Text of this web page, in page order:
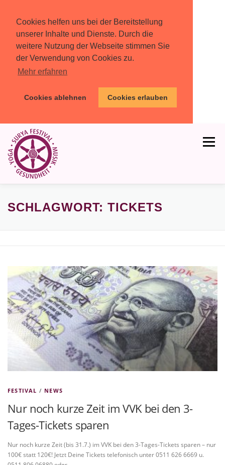
Cookies helfen uns bei der Bereitstellung
unserer Inhalte und Dienste. Durch die
weitere Nutzung der Webseite stimmen Sie
der Verwendung von Cookies zu.
Mehr erfahren
Cookies ablehnen Cookies erlauben
Inhalt
springen
Menü
HOME PROGRAMM MIT DABEI
KONTAKT
SCHLAGWORT: TICKETS
FESTIVAL / NEWS
Nur noch kurze Zeit im VVK bei den 3-
Tages-Tickets sparen
Nur noch kurze Zeit (bis 31.7.) im VVK bei den 3-Tages-Tickets sparen – nur
100€ statt 120€! Jetzt Deine Tickets telefonisch unter 0511 626 6669 u.